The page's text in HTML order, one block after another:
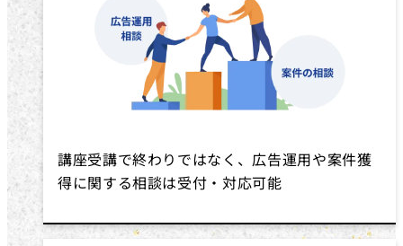
講座受講で終わりではなく、広告運用や案件獲
得に関する相談は受付・対応可能